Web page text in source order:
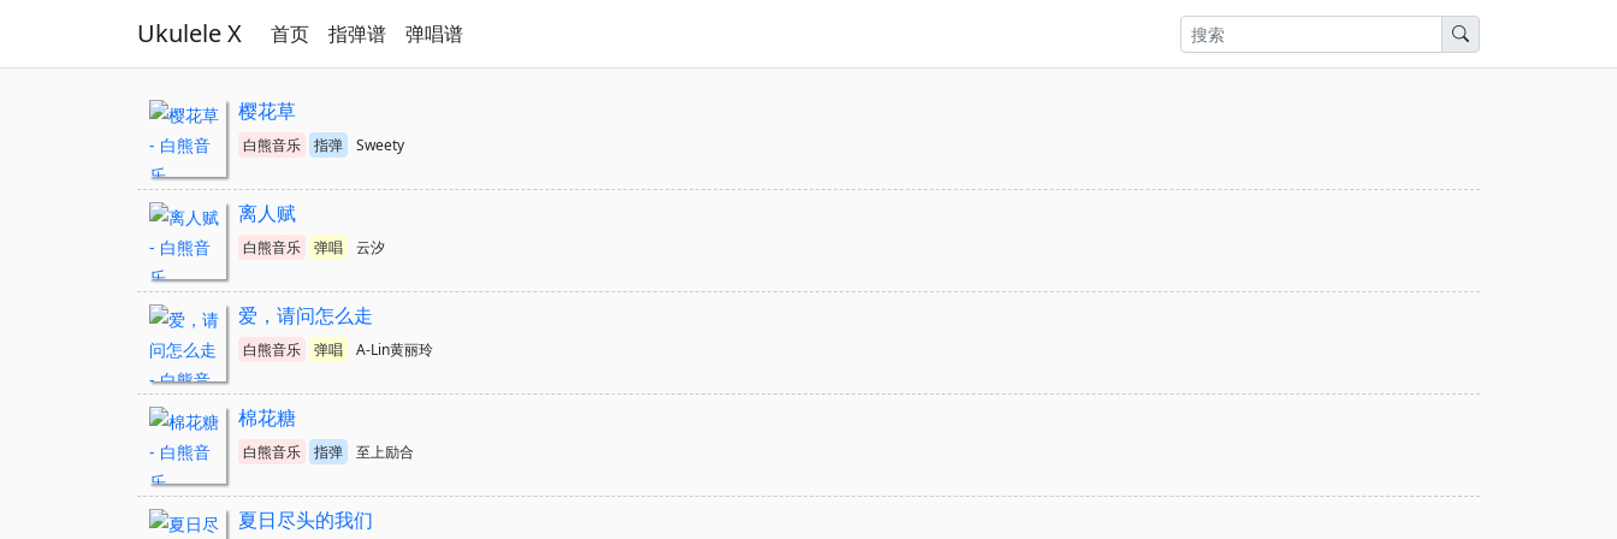
Ukulele X 首页 指弹谱 弹唱谱
樱花草
白熊音乐 指弹 Sweety
离人赋
白熊音乐 弹唱 云汐
爱，请问怎么走
白熊音乐 弹唱 A-Lin黄丽玲
棉花糖
白熊音乐 指弹 至上励合
夏日尽头的我们